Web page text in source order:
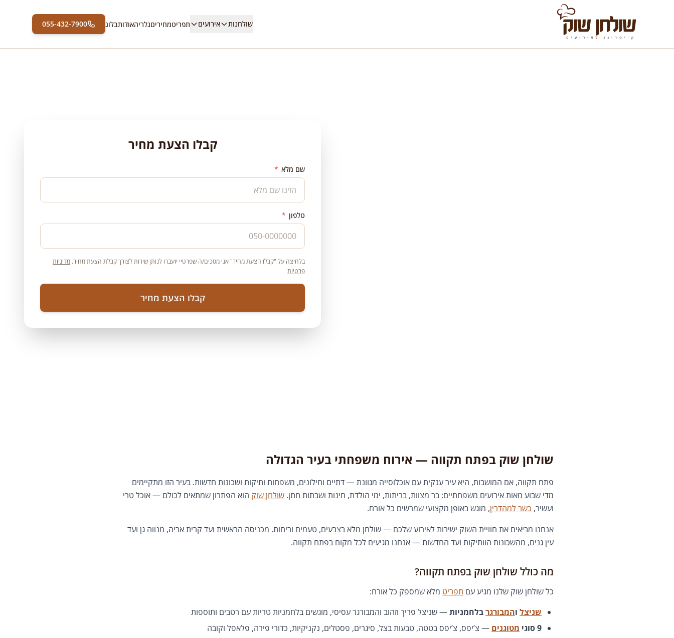
שולחנות אירועים תפריטמחיריםגלריהאודותבלוג 055-432-7900
קבלו הצעת מחיר
שם מלא *
טלפון *
בלחיצה על "קבלו הצעת מחיר" אני מסכים/ה שפרטיי יועברו לנותן שירות לצורך קבלת הצעת מחיר. מדיניות
פרטיות
קבלו הצעת מחיר
שולחן שוק בפתח תקווה — אירוח משפחתי בעיר הגדולה
פתח תקווה, אם המושבות, היא עיר ענקית עם אוכלוסייה מגוונת — דתיים וחילונים, משפחות ותיקות ושכונות חדשות. בעיר הזו מתקיימים
מדי שבוע מאות אירועים משפחתיים: בר מצוות, בריתות, ימי הולדת, חינות ושבתות חתן. שולחן שוק הוא הפתרון שמתאים לכולם — אוכל טרי
ועשיר, כשר למהדרין, מוגש באופן מקצועי שמרשים כל אורח.
אנחנו מביאים את חוויית השוק ישירות לאירוע שלכם — שולחן מלא בצבעים, טעמים וריחות. מכניסה הראשית ועד קרית אריה, מנווה גן ועד
עין גנים, מהשכונות הוותיקות ועד החדשות — אנחנו מגיעים לכל מקום בפתח תקווה.
מה כולל שולחן שוק בפתח תקווה?
כל שולחן שוק שלנו מגיע עם תפריט מלא שמספק כל אורח:
שניצל והמבורגרבלחמניות— שניצל פריך וזהוב והמבורגר עסיסי, מוגשים בלחמניות טריות עם רטבים ותוספות
9 סוגי
מטוגנים — צ’יפס, צ’יפס בטטה, טבעות בצל, סיגרים, פסטלים, נקניקיות, כדורי פירה, פלאפל וקובה